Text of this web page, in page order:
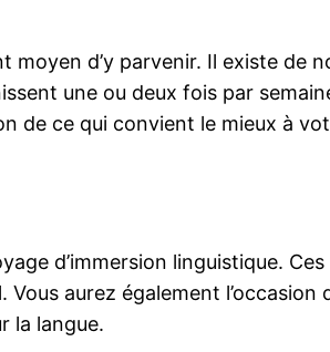
d’y parvenir. Il existe de
une ou deux fois par
de ce qui convient le mieux à
d’immersion linguistique.
aurez également l’occasion
la langue.